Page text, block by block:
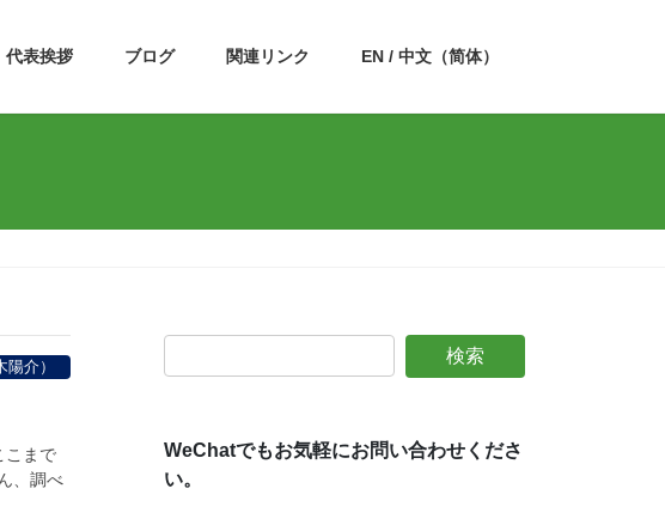
代表挨拶 ブログ 関連リンク EN / 中文（简体）
介）
こまで
、調べ
WeChatでもお気軽にお問い合わせくださ
い。